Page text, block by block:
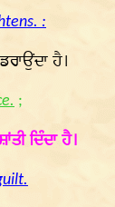
:
ਹੈ।
;
ਦਿੰਦਾ ਹੈ।